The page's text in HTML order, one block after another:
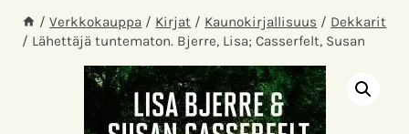
/ Verkkokauppa / Kirjat / Kaunokirjallisuus / Dekkarit
/ Lähettäjä tuntematon. Bjerre, Lisa; Casserfelt, Susan